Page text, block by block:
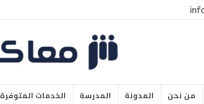
من نحن المدونة المدرسة الخدمات المتوفرة